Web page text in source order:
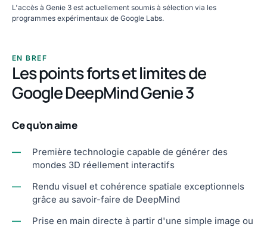
L'accès à Genie 3 est actuellement soumis à sélection via les
programmes expérimentaux de Google Labs.
EN BREF
Les points forts et limites de
Google DeepMind Genie 3
Ce qu’on aime
—
Première technologie capable de générer des
mondes 3D réellement interactifs
—
Rendu visuel et cohérence spatiale exceptionnels
grâce au savoir-faire de DeepMind
—
Prise en main directe à partir d'une simple image ou